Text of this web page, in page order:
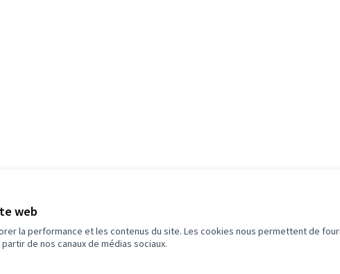
web
la performance et les contenus du site. Les cookies nous permettent de
de nos canaux de médias sociaux.